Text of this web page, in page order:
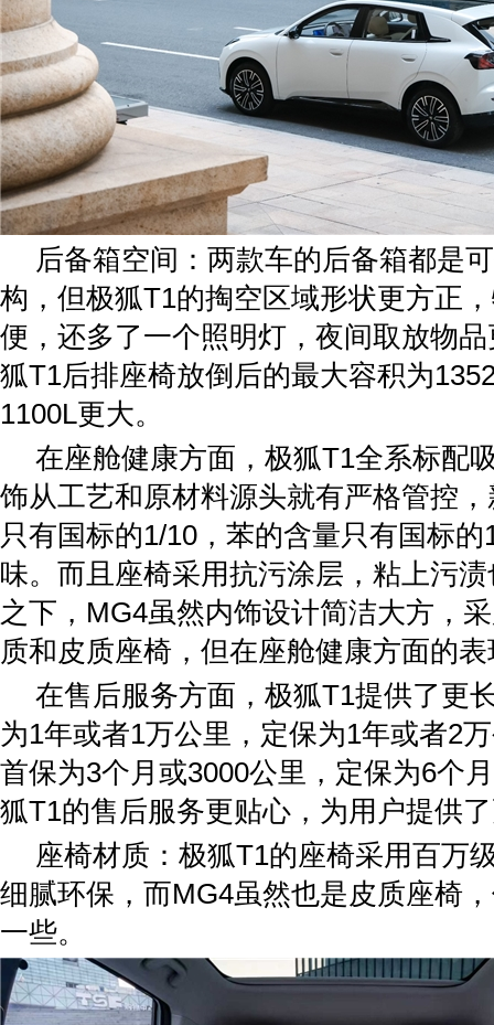
后备箱空间：两款车的后备箱都是
构，但极狐T1的掏空区域形状更方正
便，还多了一个照明灯，夜间取放物
狐T1后排座椅放倒后的最大容积为
1100L更大。
在座舱健康方面，极狐T1全系标配
饰从工艺和原材料源头就有严格管控
只有国标的1/10，苯的含量只有国标
味。而且座椅采用抗污涂层，粘上污
之下，MG4虽然内饰设计简洁大方，
质和皮质座椅，但在座舱健康方面的
在售后服务方面，极狐T1提供了更
为1年或者1万公里，定保为1年或者2
首保为3个月或3000公里，定保为6个
狐T1的售后服务更贴心，为用户提供
座椅材质：极狐T1的座椅采用百万
细腻环保，而MG4虽然也是皮质座椅
一些。